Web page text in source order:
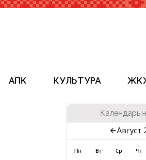
АПК КУЛЬТУРА
Календарь
Август
Пн Вт Ср Чт